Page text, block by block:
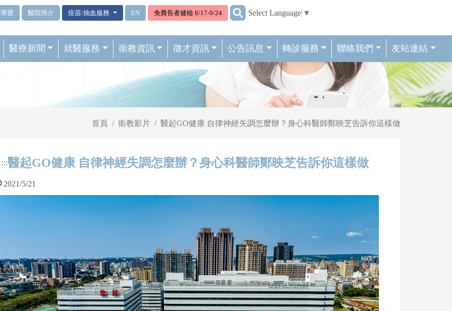
覽 醫院簡介 疫苗/抽血服務 EN 免費長者健檢 8/17-9/24 ::: Select Language ▼
醫療新聞 就醫服務 衛教資訊 徵才資訊 公告訊息 轉診服務 聯絡我們 友站連結
首頁 衛教影片 醫起GO健康 自律神經失調怎麼辦？身心科醫師鄭映芝告訴你這樣做
:::醫起GO健康 自律神經失調怎麼辦？身心科醫師鄭映芝告訴你這樣做
2021/5/21